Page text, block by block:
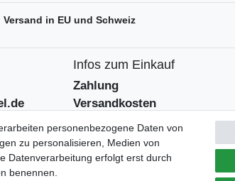
Versand in EU und Schweiz
Infos zum Einkauf
Zahlung
Versandkosten
Widerrufsrecht
Widerrufsformular
personenbezogene Daten von
zu personalisieren, Medien von
Datenverarbeitung erfolgt erst durch
benennen.